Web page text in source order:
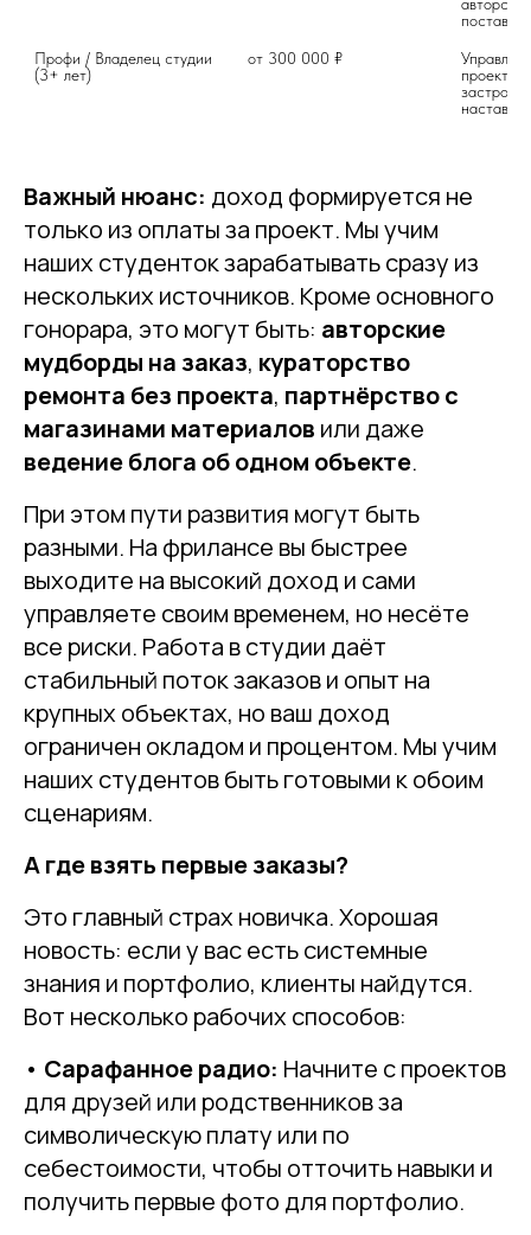
Профи / Владелец студии
(3+ лет)
от 300 000 ₽
Важный нюанс: доход формируется не
только из оплаты за проект. Мы учим
наших студенток зарабатывать сразу из
нескольких источников. Кроме основного
гонорара, это могут быть: авторские
мудборды на заказ, кураторство
ремонта без проекта, партнёрство с
магазинами материалов или даже
ведение блога об одном объекте.
При этом пути развития могут быть
разными. На фрилансе вы быстрее
выходите на высокий доход и сами
управляете своим временем, но несёте
все риски. Работа в студии даёт
стабильный поток заказов и опыт на
крупных объектах, но ваш доход
ограничен окладом и процентом. Мы учим
наших студентов быть готовыми к обоим
сценариям.
А где взять первые заказы?
Это главный страх новичка. Хорошая
новость: если у вас есть системные
знания и портфолио, клиенты найдутся.
Вот несколько рабочих способов:
• Сарафанное радио: Начните с проектов
для друзей или родственников за
символическую плату или по
себестоимости, чтобы отточить навыки и
получить первые фото для портфолио.